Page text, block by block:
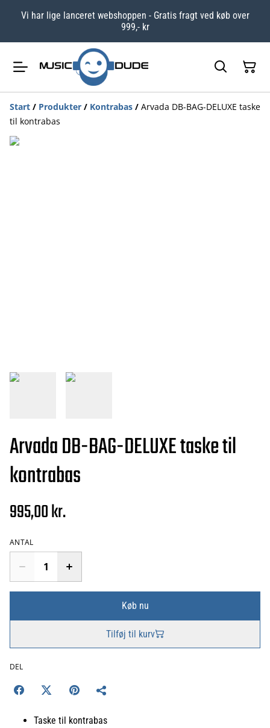
Vi har lige lanceret webshoppen - Gratis fragt ved køb over
999,- kr
Start / Produkter / Kontrabas / Arvada DB-BAG-DELUXE taske
til kontrabas
Arvada DB-BAG-DELUXE taske til
kontrabas
995,00 kr.
ANTAL
Køb nu
Tilføj til kurv
DEL
Taske til kontrabas